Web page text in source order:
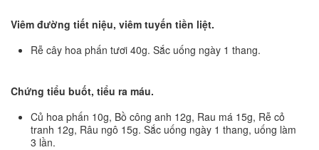
Viêm đường tiết niệu, viêm tuyến tiền liệt.
Rễ cây hoa phấn tươi 40g. Sắc uống ngày 1 thang.
Chứng tiểu buốt, tiểu ra máu.
Củ hoa phấn 10g, Bồ công anh 12g, Rau má 15g, Rễ cỏ
tranh 12g, Râu ngô 15g. Sắc uống ngày 1 thang, uống làm
3 lần.